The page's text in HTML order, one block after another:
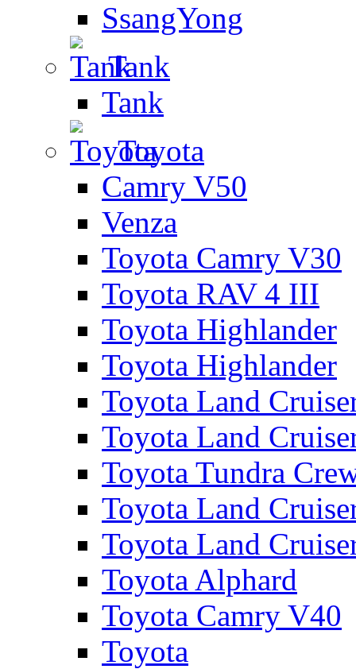
SsangYong
Tank
Tank
Toyota
Camry V50
Venza
Toyota Camry V30
Toyota RAV 4 III
Toyota Highlander
Toyota Highlander
Toyota Land
Toyota Land
Toyota Tundra
Toyota Land
Toyota Land
Toyota Alphard
Toyota Camry V40
Toyota